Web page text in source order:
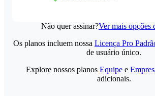
Não quer assinar?Ver mais opções
Os planos incluem nossa Licença Pro
de usuário único.
Explore nossos planos Equipee
adicionais.